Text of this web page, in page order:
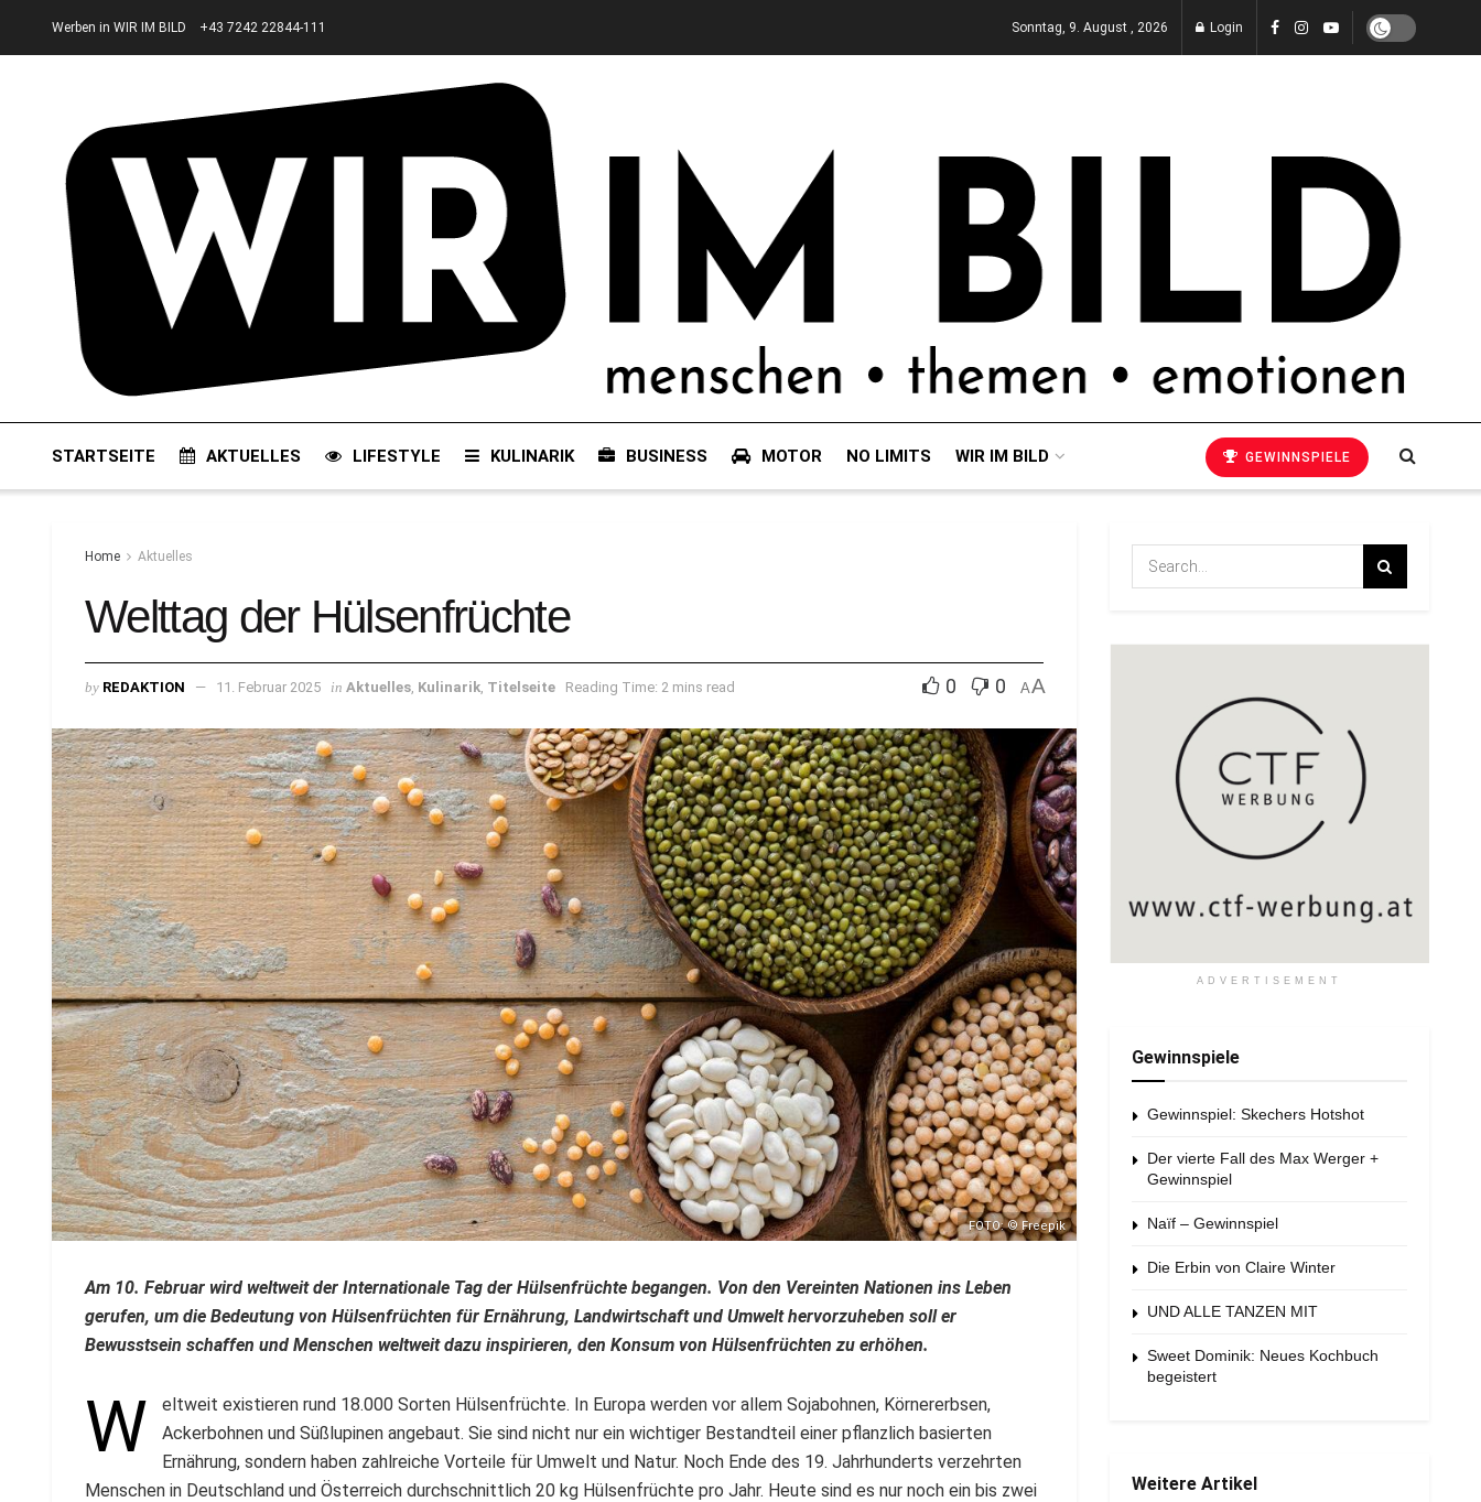
Werben in WIR IM BILD +43 7242 22844-111 Sonntag, 9. August , 2026 Login
STARTSEITE AKTUELLES LIFESTYLE KULINARIK BUSINESS MOTOR NO LIMITS WIR IM BILD GEWINNSPIELE
Home Aktuelles
Welttag der Hülsenfrüchte
by REDAKTION 11. Februar 2025 in Aktuelles Kulinarik Titelseite Reading Time: 2 mins read 0 0 AA
FOTO: © Freepik
Am 10. Februar wird weltweit der Internationale Tag der Hülsenfrüchte begangen. Von den Vereinten Nationen ins Leben
gerufen, um die Bedeutung von Hülsenfrüchten für Ernährung, Landwirtschaft und Umwelt hervorzuheben soll er
Bewusstsein schaffen und Menschen weltweit dazu inspirieren, den Konsum von Hülsenfrüchten zu erhöhen.
W
eltweit existieren rund 18.000 Sorten Hülsenfrüchte. In Europa werden vor allem Sojabohnen, Körnererbsen,
Ackerbohnen und Süßlupinen angebaut. Sie sind nicht nur ein wichtiger Bestandteil einer pflanzlich basierten
Ernährung, sondern haben zahlreiche Vorteile für Umwelt und Natur. Noch Ende des 19. Jahrhunderts verzehrten
Menschen in Deutschland und Österreich durchschnittlich 20 kg Hülsenfrüchte pro Jahr. Heute sind es nur noch ein bis zwei
ADVERTISEMENT
Gewinnspiele
Gewinnspiel: Skechers Hotshot
Der vierte Fall des Max Werger +
Gewinnspiel
Naïf – Gewinnspiel
Die Erbin von Claire Winter
UND ALLE TANZEN MIT
Sweet Dominik: Neues Kochbuch
begeistert
Weitere Artikel